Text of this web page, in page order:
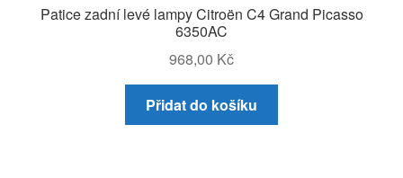
Patice zadní levé lampy Citroën C4 Grand Picasso
6350AC
968,00 Kč
Přidat do košíku